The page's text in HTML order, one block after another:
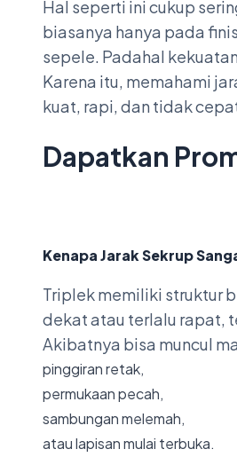
Hal seperti ini cukup
biasanya hanya pada
sepele. Padahal
Karena itu, memahami
kuat, rapi, dan tidak
Dapatkan
Kenapa Jarak Sekrup
Triplek memiliki struktur
dekat atau terlalu rapat,
Akibatnya bisa muncul
pinggiran retak,
permukaan pecah,
sambungan melemah,
atau lapisan mulai terbuka.